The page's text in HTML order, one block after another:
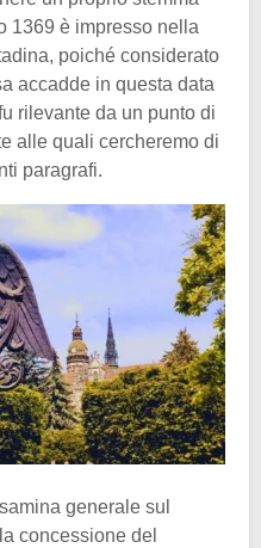
1369 è impresso nella
poiché considerato
accadde in questa data
rilevante da un punto di
alle quali cercheremo di
paragrafi.
generale sul
concessione del